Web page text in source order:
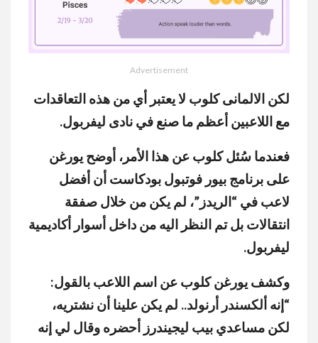
MUTE
Advertisement
لكن الالمانى كلوب لا يعتبر أي من هذه التعاقدات
مع اللاعبين أعظم ما صنع في نادى ليفربول.
فعندما سُئل كلوب عن هذا الأمر، أوضح يورغن
على برنامج بيور فوتبول بودكاست أن أفضل
لاعب في “الريدز”، لم يكن من خلال صفقة
انتقالات بل تم النظر اليه من داخل أسوار أكاديمية
ليفربول.
وكشف يورغن كلوب عن اسم اللاعب بالقول:
“إنه ألكسندر أرنولد.. لم يكن علينا أن نشتريه،
لكن مساعدي بيب ليجيندرز أحضره وقال لي إنه